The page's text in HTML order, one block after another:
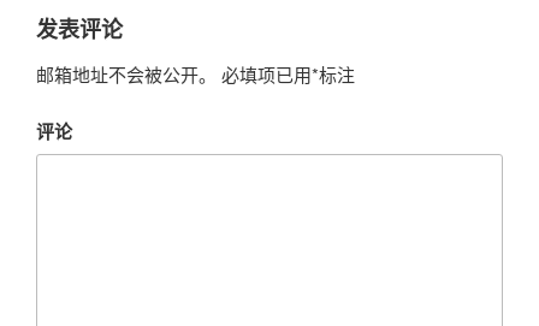
发表评论
邮箱地址不会被公开。 必填项已用*标注
评论